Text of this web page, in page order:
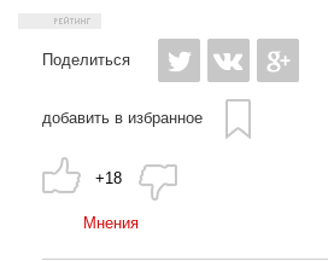
Поделиться
добавить в избранное
+18
Мнения